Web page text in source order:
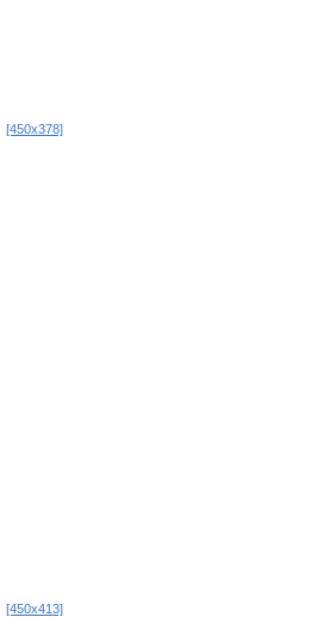
[450x378]
[450x413]